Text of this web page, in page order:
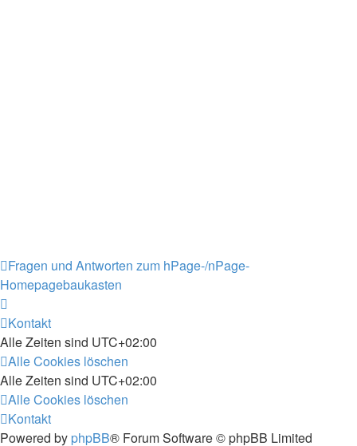
Fragen und Antworten zum hPage-/nPage-
Homepagebaukasten
Kontakt
Alle Zeiten sind UTC+02:00
Alle Cookies löschen
Alle Zeiten sind UTC+02:00
Alle Cookies löschen
Kontakt
Powered by phpBB® Forum Software © phpBB Limited